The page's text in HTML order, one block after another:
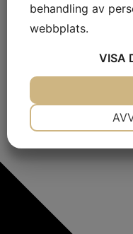
behandling av
webbplats.
VISA